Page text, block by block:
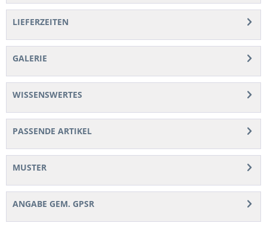
LIEFERZEITEN
GALERIE
WISSENSWERTES
PASSENDE ARTIKEL
MUSTER
ANGABE GEM. GPSR